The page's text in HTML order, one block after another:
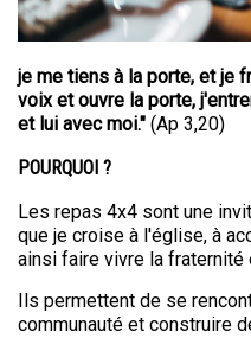
je me tiens à la porte, et je
voix et ouvre la porte,
et lui avec moi." (Ap 3,20)
POURQUOI ?
Les repas 4x4 sont une
que je croise à l'église, à
ainsi faire vivre la fraternité
Ils permettent de se
communauté et construire